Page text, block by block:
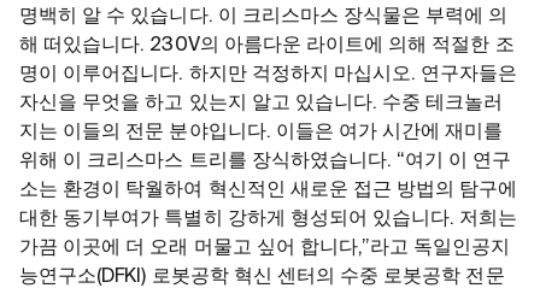
명백히 알 수 있습니다. 이 크리스마스 장식물은 부력에 의
해 떠있습니다. 230V의 아름다운 라이트에 의해 적절한 조
명이 이루어집니다. 하지만 걱정하지 마십시오. 연구자들은
자신을 무엇을 하고 있는지 알고 있습니다. 수중 테크놀러
지는 이들의 전문 분야입니다. 이들은 여가 시간에 재미를
위해 이 크리스마스 트리를 장식하였습니다. “여기 이 연구
소는 환경이 탁월하여 혁신적인 새로운 접근 방법의 탐구에
대한 동기부여가 특별히 강하게 형성되어 있습니다. 저희는
가끔 이곳에 더 오래 머물고 싶어 합니다,”라고 독일인공지
능연구소(DFKI) 로봇공학 혁신 센터의 수중 로봇공학 전문